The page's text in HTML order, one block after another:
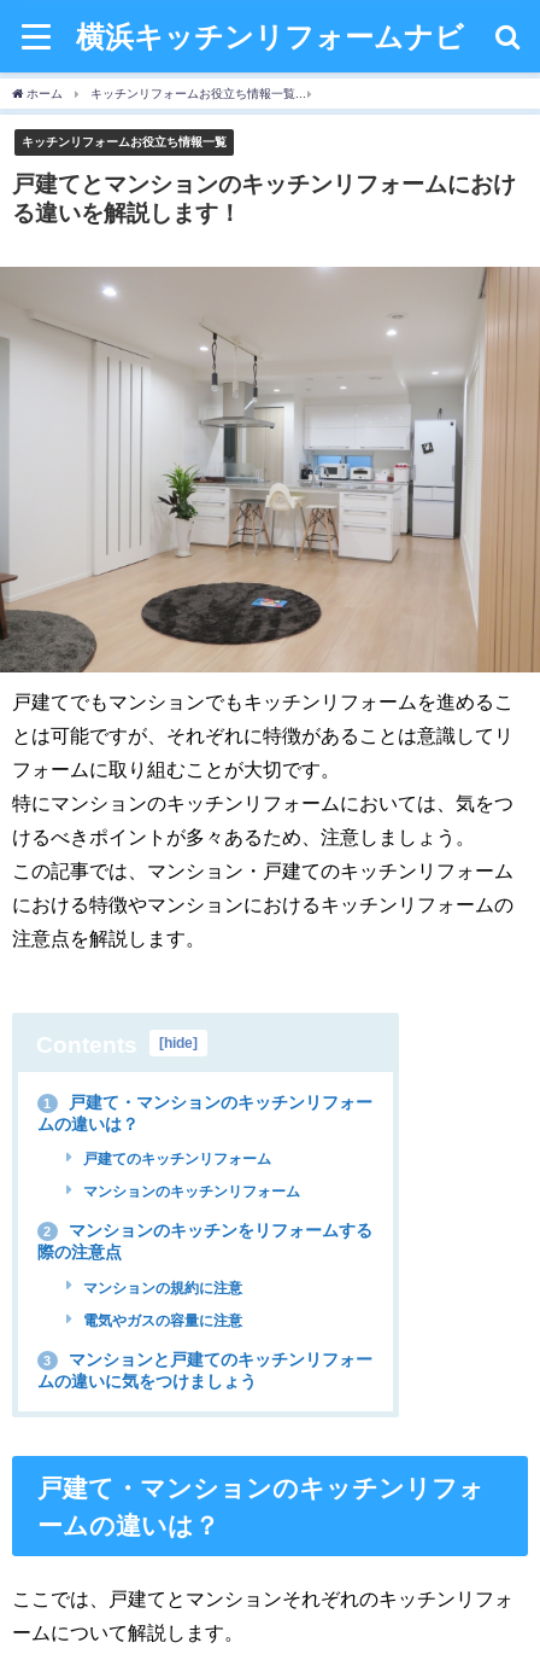
横浜キッチンリフォームナビ
ホーム キッチンリフォームお役立ち情報一覧
キッチンリフォームお役立ち情報一覧
戸建てとマンションのキッチンリフォームにおけ
る違いを解説します！
戸建てでもマンションでもキッチンリフォームを進めるこ
とは可能ですが、それぞれに特徴があることは意識してリ
フォームに取り組むことが大切です。
特にマンションのキッチンリフォームにおいては、気をつ
けるべきポイントが多々あるため、注意しましょう。
この記事では、マンション・戸建てのキッチンリフォーム
における特徴やマンションにおけるキッチンリフォームの
注意点を解説します。
Contents [hide]
1
戸建て・マンションのキッチンリフォー
ムの違いは？
戸建てのキッチンリフォーム
マンションのキッチンリフォーム
2
マンションのキッチンをリフォームする
際の注意点
マンションの規約に注意
電気やガスの容量に注意
3
マンションと戸建てのキッチンリフォー
ムの違いに気をつけましょう
戸建て・マンションのキッチンリフォ
ームの違いは？
ここでは、戸建てとマンションそれぞれのキッチンリフォ
ームについて解説します。